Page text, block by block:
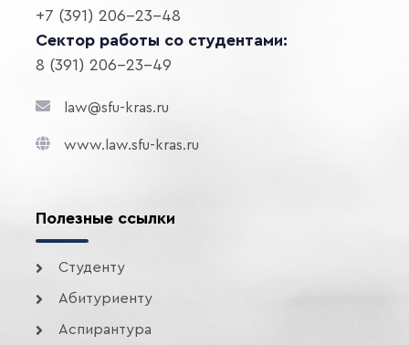
+7 (391) 206-23-48
Сектор работы со студентами:
8 (391) 206-23-49
law@sfu-kras.ru
www.law.sfu-kras.ru
Полезные ссылки
Студенту
Абитуриенту
Аспирантура